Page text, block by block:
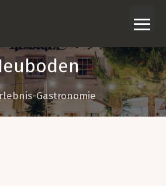
Gastronomie
≡